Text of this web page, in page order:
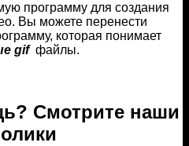
программу для создания
Вы можете перенести
которая понимает
gifфайлы.
Смотрите наши